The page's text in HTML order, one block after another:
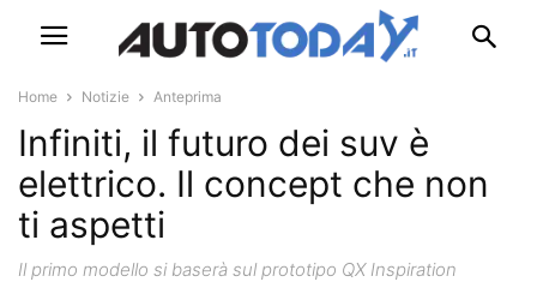
Home Notizie Anteprima
Infiniti, il futuro dei suv è
elettrico. Il concept che non
ti aspetti
Il primo modello si baserà sul prototipo QX Inspiration